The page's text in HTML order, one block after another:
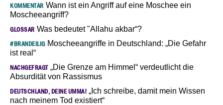
KOMMENTAR Wann ist ein Angriff auf eine Moschee ein
Moscheeangriff?
GLOSSAR Was bedeutet "Allahu akbar“?
#BRANDEILIGMoscheeangriffe in Deutschland: „Die Gefahr
ist real“
NACHGEFRAGT„Die Grenze am Himmel“ verdeutlicht die
Absurdität von Rassismus
DEUTSCHLAND, DEINE UMMA! „Ich schreibe, damit mein Wissen
nach meinem Tod existiert“